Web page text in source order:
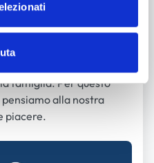
famiglia. Per questo
alla nostra
piacere.